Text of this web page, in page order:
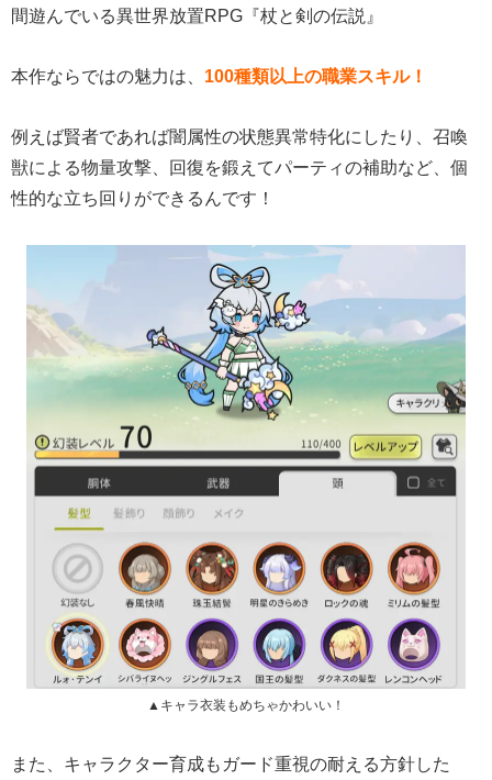
間遊んでいる異世界放置RPG『杖と剣の伝説』
本作ならではの魅力は、 100種類以上の職業スキル！
例えば賢者であれば闇属性の状態異常特化にしたり、召喚
獣による物量攻撃、回復を鍛えてパーティの補助など、個
性的な立ち回りができるんです！
▲キャラ衣装もめちゃかわいい！
また、キャラクター育成もガード重視の耐える方針した